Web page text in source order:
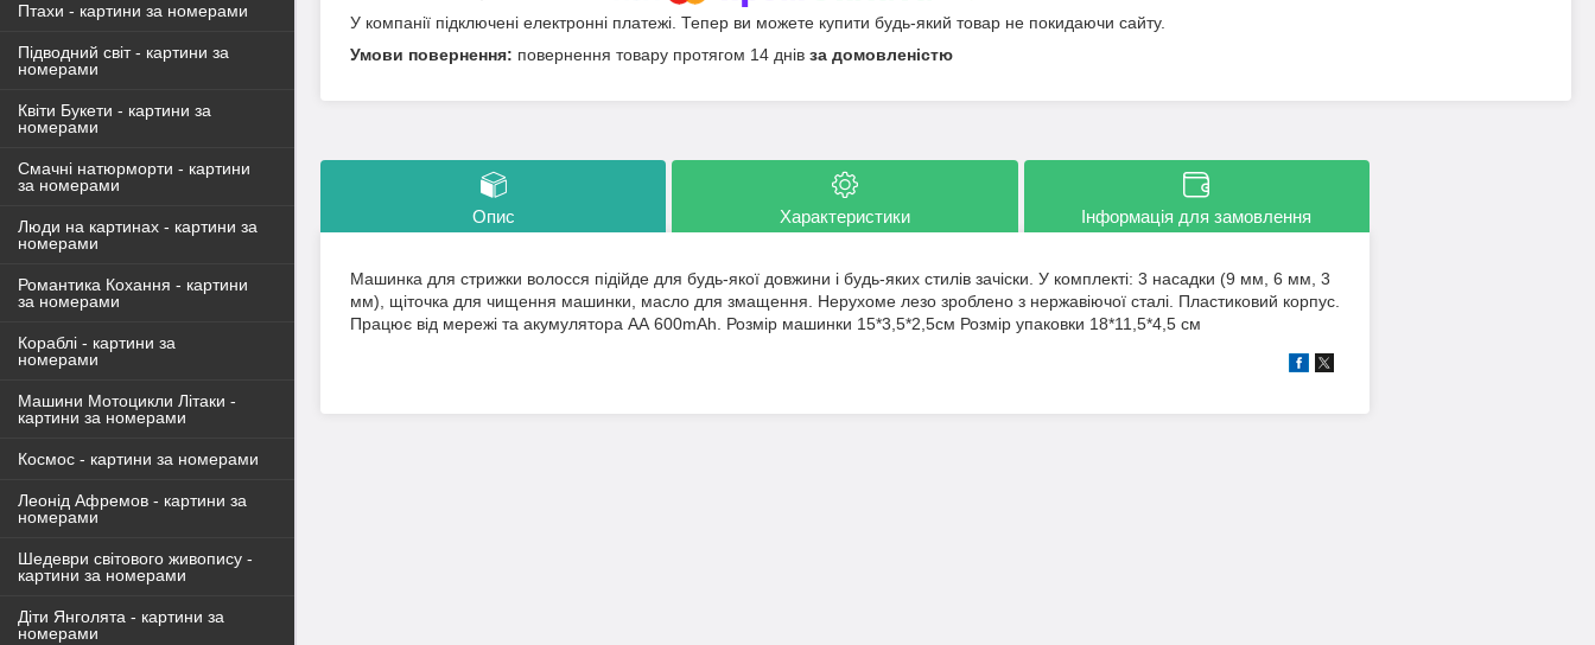
У компанії підключені електронні платежі. Тепер ви можете купити будь-який товар не покидаючи сайту.
повернення товару протягом 14 днів за домовленістю
Опис Характеристики Інформація для замовлення
Машинка для стрижки волосся підійде для будь-якої довжини і будь-яких стилів зачіски. У комплекті: 3 насадки (9 мм, 6 мм, 3
мм), щіточка для чищення машинки, масло для змащення. Нерухоме лезо зроблено з нержавіючої сталі. Пластиковий корпус.
Працює від мережі та акумулятора АА 600mAh. Розмір машинки 15*3,5*2,5см Розмір упаковки 18*11,5*4,5 см
Птахи - картини за номерами
Підводний світ - картини за
номерами
Квіти Букети - картини за
номерами
Смачні натюрморти - картини
за номерами
Люди на картинах - картини за
номерами
Романтика Кохання - картини
за номерами
Кораблі - картини за
номерами
Машини Мотоцикли Літаки -
картини за номерами
Космос - картини за номерами
Леонід Афремов - картини за
номерами
Шедеври світового живопису -
картини за номерами
Діти Янголята - картини за
номерами